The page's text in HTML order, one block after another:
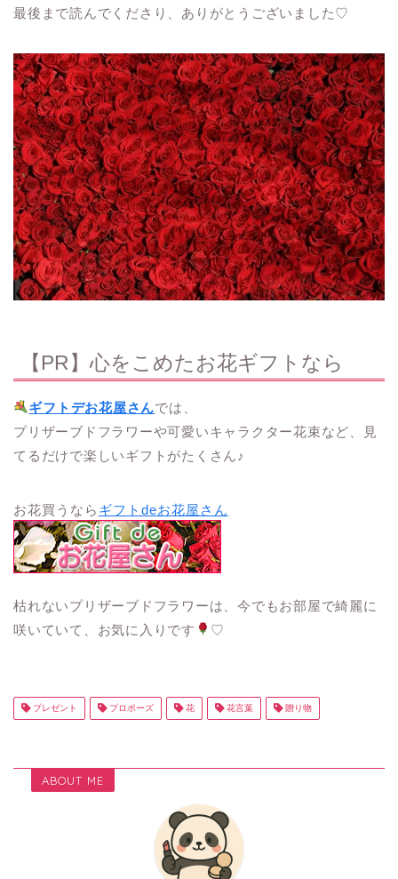
最後まで読んでくださり、ありがとうございました♡
【PR】心をこめたお花ギフトなら
ギフトデお花屋さんでは、
プリザーブドフラワーや可愛いキャラクター花束など、見
てるだけで楽しいギフトがたくさん♪
お花買うなら ギフトdeお花屋さん
枯れないプリザーブドフラワーは、今でもお部屋で綺麗に
咲いていて、お気に入りです
♡
プレゼント プロポーズ 花 花言葉 贈り物
ABOUT ME